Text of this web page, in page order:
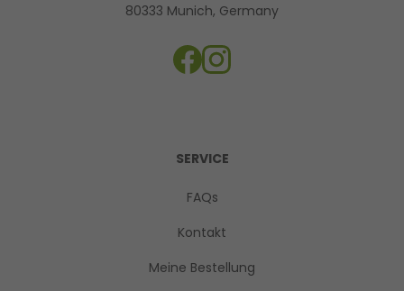
80333 Munich, Germany
SERVICE
FAQs
Kontakt
Meine Bestellung